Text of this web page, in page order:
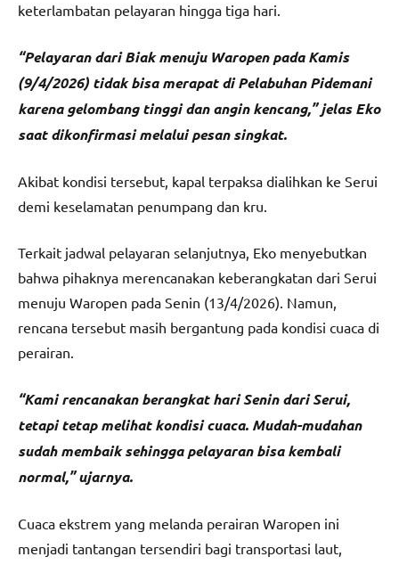
keterlambatan pelayaran hingga tiga hari.
“Pelayaran dari Biak menuju Waropen pada Kamis
(9/4/2026) tidak bisa merapat di Pelabuhan Pidemani
karena gelombang tinggi dan angin kencang,” jelas Eko
saat dikonfirmasi melalui pesan singkat.
Akibat kondisi tersebut, kapal terpaksa dialihkan ke Serui
demi keselamatan penumpang dan kru.
Terkait jadwal pelayaran selanjutnya, Eko menyebutkan
bahwa pihaknya merencanakan keberangkatan dari Serui
menuju Waropen pada Senin (13/4/2026). Namun,
rencana tersebut masih bergantung pada kondisi cuaca di
perairan.
“Kami rencanakan berangkat hari Senin dari Serui,
tetapi tetap melihat kondisi cuaca. Mudah-mudahan
sudah membaik sehingga pelayaran bisa kembali
normal,” ujarnya.
Cuaca ekstrem yang melanda perairan Waropen ini
menjadi tantangan tersendiri bagi transportasi laut,